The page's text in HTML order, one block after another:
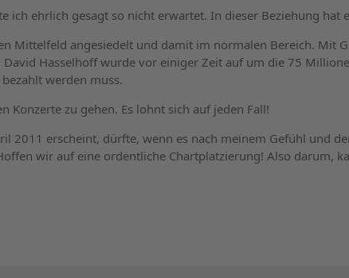
ich ehrlich gesagt so nicht erwartet. In dieser Beziehung hat
Mittelfeld angesiedelt und damit im normalen Bereich. Mit
Hasselhoff wurde vor einiger Zeit auf um die 75
werden muss.
zu gehen. Es lohnt sich auf jeden Fall!
2011 erscheint, dürfte, wenn es nach meinem Gefühl und
wir auf eine ordentliche Chartplatzierung! Also darum,